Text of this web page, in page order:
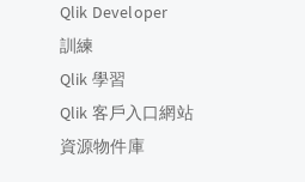
Qlik Developer
訓練
Qlik 學習
Qlik 客戶入口網站
資源物件庫